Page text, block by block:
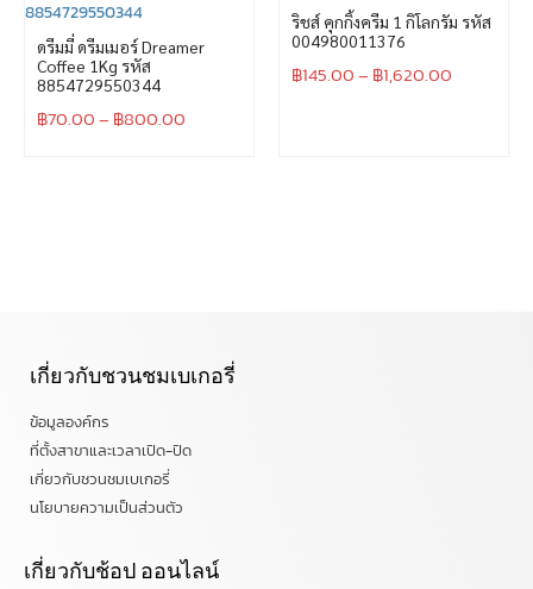
ดรีมมี่ ดรีมเมอร์ Dreamer
Coffee 1Kg รหัส
8854729550344
฿70.00– ฿800.00
ริชส์ คุกกิ้งครีม 1 กิโลกรัม รหัส
004980011376
฿145.00– ฿1,620.00
เกี่ยวกับชวนชมเบเกอรี่
ข้อมูลองค์กร
ที่ตั้งสาขาและเวลาเปิด-ปิด
เกี่ยวกับชวนชมเบเกอรี่
นโยบายความเป็นส่วนตัว
เกี่ยวกับช้อป ออนไลน์